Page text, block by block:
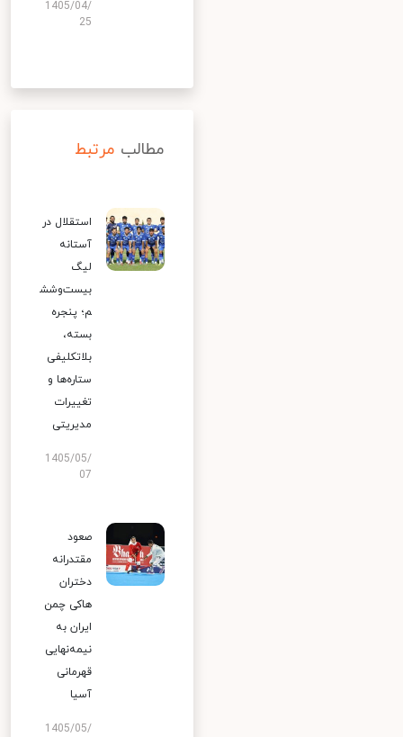
1405/04/
25
مطالب مرتبط
استقلال در
آستانه
لیگ
بیست‌وشش
م؛ پنجره
بسته،
بلاتکلیفی
ستاره‌ها و
تغییرات
مدیریتی
1405/05/
07
صعود
مقتدرانه
دختران
هاکی چمن
ایران به
نیمه‌نهایی
قهرمانی
آسیا
1405/05/